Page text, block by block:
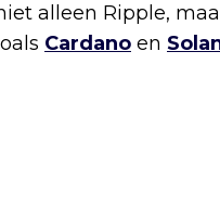
alleen Ripple,
Cardano en